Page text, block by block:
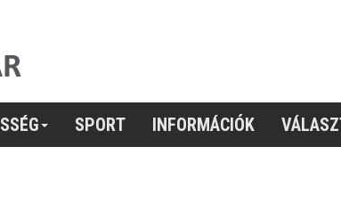
SPORT INFORMÁCIÓK